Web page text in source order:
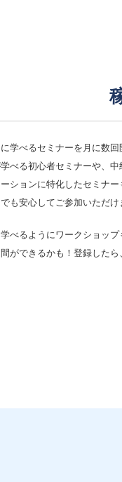
学べるセミナーを月に数回
べる初心者セミナーや、
ションに特化したセミナ
も安心してご参加いただけ
べるようにワークショップ
ができるかも！登録した